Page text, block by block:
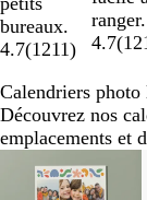
bureaux.
4.7(1211)
ranger.
4.7(
Calendriers photo
Découvrez nos
emplacements et